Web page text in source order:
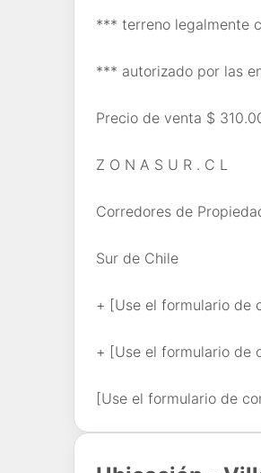
*** terreno legalmente
*** autorizado por las
Precio de venta $
Z O N A S U R . C L
Corredores de
Sur de Chile
+ [Use el formulario de
+ [Use el formulario de
[Use el formulario de